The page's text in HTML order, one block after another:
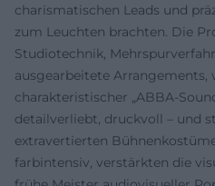
charismatischen Leads und
zum Leuchten brachten. Die
Studiotechnik,
ausgearbeitete Arrangements,
charakteristischer „ABBA-
detailverliebt, druckvoll – und
extravertierten
farbintensiv, verstärkten die